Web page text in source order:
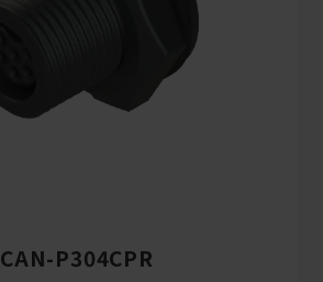
CAN-P304CPR